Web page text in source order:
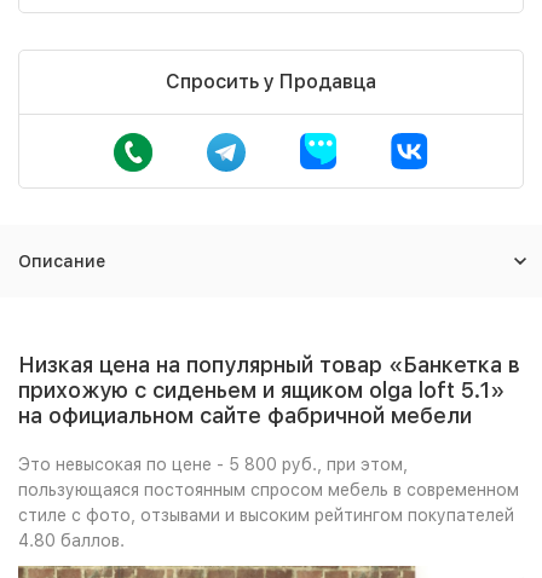
Спросить у Продавца
Описание
Низкая цена на популярный товар «Банкетка в
прихожую с сиденьем и ящиком olga loft 5.1»
на официальном сайте фабричной мебели
Это невысокая по цене - 5 800 руб., при этом,
пользующаяся постоянным спросом мебель в современном
стиле с фото, отзывами и высоким рейтингом покупателей
4.80 баллов.